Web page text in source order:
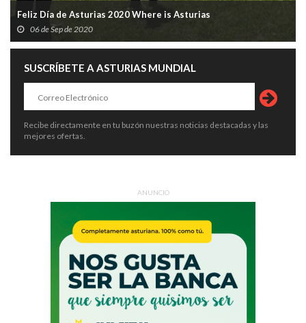
Feliz Día de Asturias 2020 Where is Asturias
06 de Sep de 2020
SUSCRÍBETE A ASTURIAS MUNDIAL
Recibe directamente en tu buzón nuestras noticias destacadas y las
mejores ofertas.
ANUNCIO